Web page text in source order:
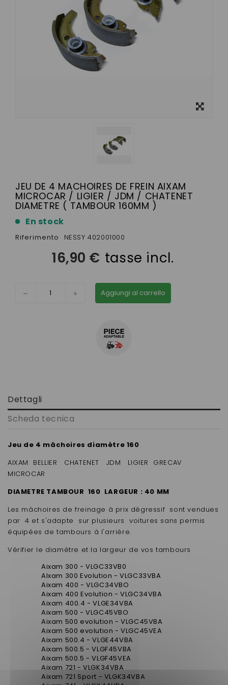
JEU DE 4 MACHOIRES DE FREIN AIXAM
MICROCAR / LIGIER / JDM / CHATENET
DIAMETRE ( TAMBOUR 160MM )
En stock
Riferimento NESSY 402001000
16,90 € tasse incl.
Aggiungi al carrello
Dettagli
Scheda tecnica
Jeu de 4 mâchoires diamètre 160
AIXAM BELLIER CHATENET JDM LIGIER GRECAV
MICROCAR
DIAMETRE TAMBOUR 160 LARGEUR : 40 MM
Les mâchoires de freinage à prix dégressif sont vendues
par 4 et s'adapte sur plusieurs voitures sans permis
équipées de tambours à l'arrière.
Vérifier le diamètre et la largeur de vos tambours
Aixam 300 - VLGC33VB0
AIxam 300 Evolution - VLGC33VBA
Aixam 400 - VLGC34VBO
Aixam 400 Evolution - VLGC34VBA
Aixam 400.4 - VLGE34VBA
Aixam 500 - VLGC45VBO
Aixam 500 evolution - VLGC45VBA
Aixam 500 evolution - VLGC45VEA
Aixam 500.4 - VLGE44VBA
Aixam 500.5 - VLGF45VBA
Aixam 500.5 - VLGF45VEA
Aixam 721 - VLGK34VBA
Aixam 721 Sport - VLGK34VBA